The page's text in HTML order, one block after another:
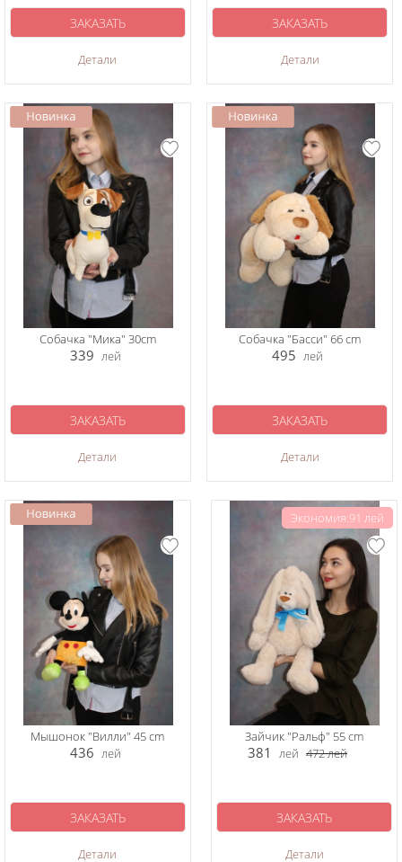
Детали
ЗАКАЗАТЬ
Детали
ЗАКАЗАТЬ
Собачка "Мика" 30cm
339 лей
Детали
ЗАКАЗАТЬ
Собачка "Басси" 66 cm
495 лей
Детали
ЗАКАЗАТЬ
Мышонок "Вилли" 45 cm
436 лей
Детали
ЗАКАЗАТЬ
Экономия:91 лей
Зайчик "Ральф" 55 cm
381 лей 472лей
Детали
ЗАКАЗАТЬ